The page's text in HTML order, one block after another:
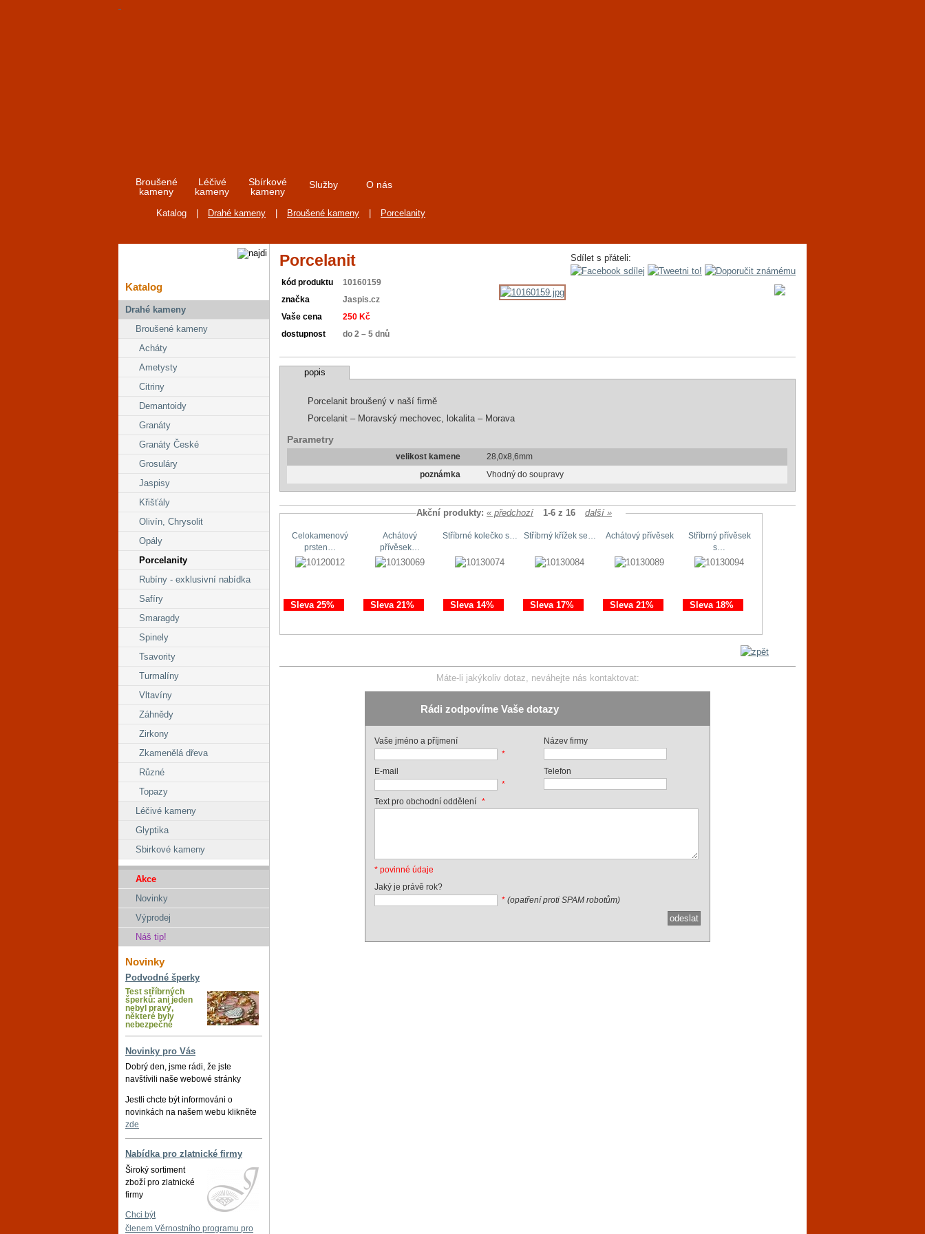
Broušené
kameny
Léčivé
kameny
Sbírkové
kameny
Služby O nás
Katalog Drahé kameny Broušené kameny Porcelanity
Katalog
Drahé kameny
Broušené kameny
Acháty
Ametysty
Citriny
Demantoidy
Granáty
Granáty České
Grosuláry
Jaspisy
Křišťály
Olivín, Chrysolit
Opály
Porcelanity
Rubíny - exklusivní nabídka
Safíry
Smaragdy
Spinely
Tsavority
Turmalíny
Vltavíny
Záhnědy
Zirkony
Zkamenělá dřeva
Různé
Topazy
Léčivé kameny
Glyptika
Sbirkové kameny
Akce
Novinky
Výprodej
Náš tip!
Novinky
Podvodné šperky
Test stříbrných
šperků: ani jeden
nebyl pravý,
některé byly
nebezpečné
Novinky pro Vás
Dobrý den, jsme rádi, že jste
navštívili naše webowé stránky
Jestli chcte být informováni o
novinkách na našem webu klikněte
zde
Nabídka pro zlatnické firmy
Široký sortiment
zboží pro zlatnické
firmy
Chci být
členem Věrnostního programu pro
Sdílet s přáteli:
Porcelanit
kód produktu 10160159
značka Jaspis.cz
Vaše cena 250 Kč
dostupnost do 2 – 5 dnů
popis
Porcelanit broušený v naší firmě
Porcelanit – Moravský mechovec, lokalita – Morava
Parametry
velikost kamene 28,0x8,6mm
poznámka Vhodný do soupravy
Akční produkty: « předchozí 1-6 z 16 další »
Celokamenový
prsten…
Sleva 25%
Achátový
přívěsek…
Sleva 21%
Stříbrné kolečko s…
Sleva 14%
Stříbrný křížek se…
Sleva 17%
Achátový přívěsek
Sleva 21%
Stříbrný přívěsek
s…
Sleva 18%
Máte-li jakýkoliv dotaz, neváhejte nás kontaktovat:
Rádi zodpovíme Vaše dotazy
Vaše jméno a příjmení
*
Název firmy
E-mail
*
Telefon
Text pro obchodní oddělení *
* povinné údaje
Jaký je právě rok?
* (opatření proti SPAM robotům)